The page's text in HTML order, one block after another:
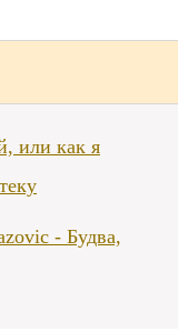
или как я
- Будва,